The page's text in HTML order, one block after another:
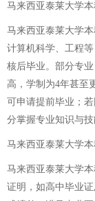
马来西亚泰莱大学本
马来西亚泰莱大学
计算机科学、工程
核后毕业。部分专
高，学制为4年甚至
可申请提前毕业；
分掌握专业知识与技
马来西亚泰莱大学
马来西亚泰莱大学
证明，如高中毕业